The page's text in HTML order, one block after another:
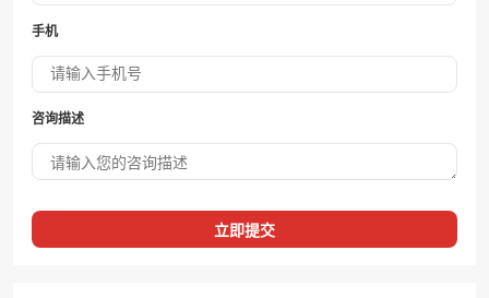
手机
咨询描述
立即提交